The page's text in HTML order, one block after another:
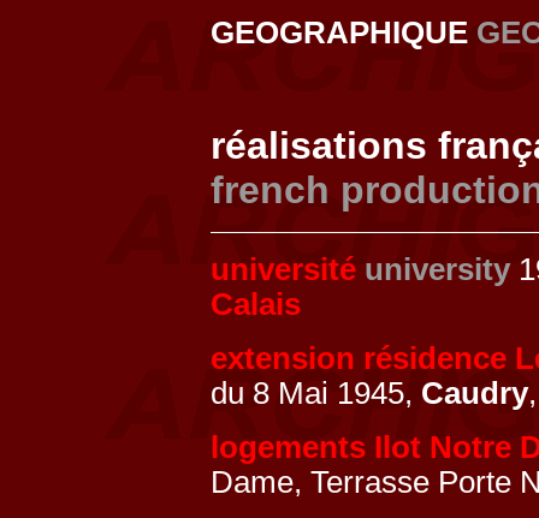
GEOGRAPHIQUE
réalisations
french
université university
Calais
extension résidence
du 8 Mai 1945, Caudry
logements Ilot Notre
Dame, Terrasse Porte